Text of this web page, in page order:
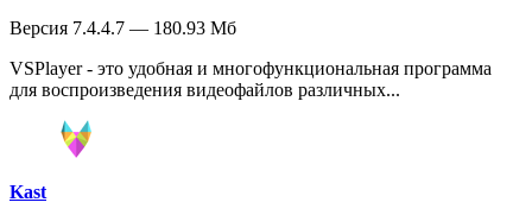
Версия 7.4.4.7 — 180.93 Мб
VSPlayer - это удобная и многофункциональная программа
для воспроизведения видеофайлов различных...
Kast